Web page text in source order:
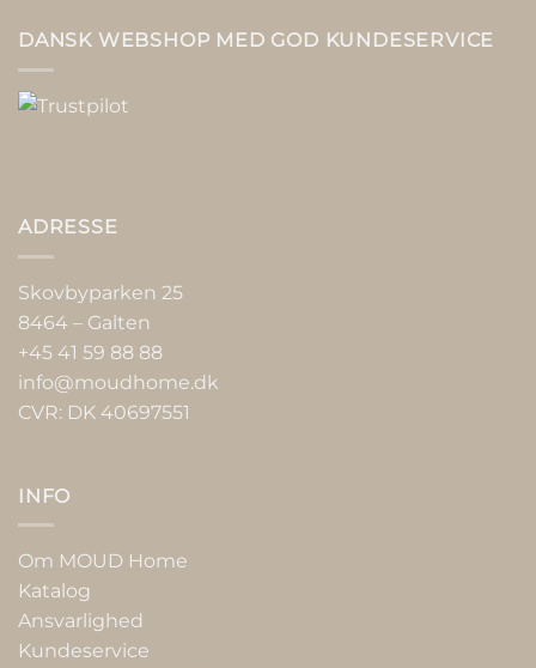
DANSK WEBSHOP MED GOD KUNDESERVICE
ADRESSE
Skovbyparken 25
8464 – Galten
+45 41 59 88 88
info@moudhome.dk
CVR: DK 40697551
INFO
Om MOUD Home
Katalog
Ansvarlighed
Kundeservice